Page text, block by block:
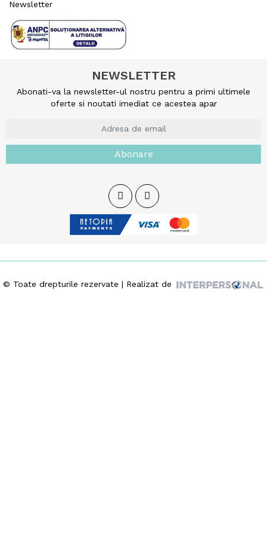
Newsletter
NEWSLETTER
Abonati-va la newsletter-ul nostru pentru a primi ultimele
oferte si noutati imediat ce acestea apar
Abonare
© Toate drepturile rezervate | Realizat de